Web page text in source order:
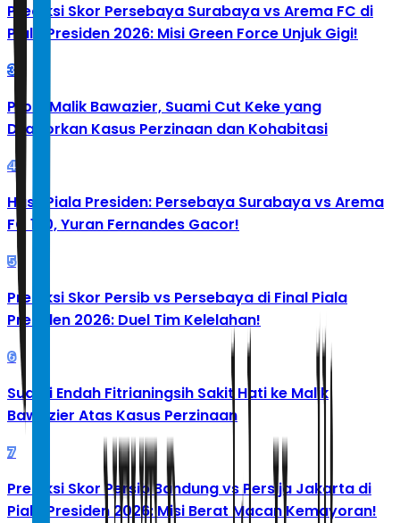
Prediksi Skor Persebaya Surabaya vs Arema FC di
Piala Presiden 2026: Misi Green Force Unjuk Gigi!
3
Profil Malik Bawazier, Suami Cut Keke yang
Dilaporkan Kasus Perzinaan dan Kohabitasi
4
Hasil Piala Presiden: Persebaya Surabaya vs Arema
FC 1-0, Yuran Fernandes Gacor!
5
Prediksi Skor Persib vs Persebaya di Final Piala
Presiden 2026: Duel Tim Kelelahan!
6
Suami Endah Fitrianingsih Sakit Hati ke Malik
Bawazier Atas Kasus Perzinaan
7
Prediksi Skor Persib Bandung vs Persija Jakarta di
Piala Presiden 2026: Misi Berat Macan Kemayoran!